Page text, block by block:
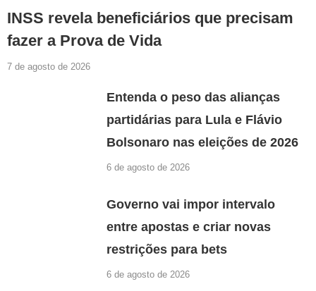
INSS revela beneficiários que precisam
fazer a Prova de Vida
7 de agosto de 2026
Entenda o peso das alianças
partidárias para Lula e Flávio
Bolsonaro nas eleições de 2026
6 de agosto de 2026
Governo vai impor intervalo
entre apostas e criar novas
restrições para bets
6 de agosto de 2026